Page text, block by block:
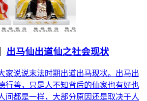
出马仙出道仙之社会现状
家说说末法时期出道出马现状。出马出
行善，只是人不知背后的仙家也有好也
间都是一样，大部分原因还是取决于人